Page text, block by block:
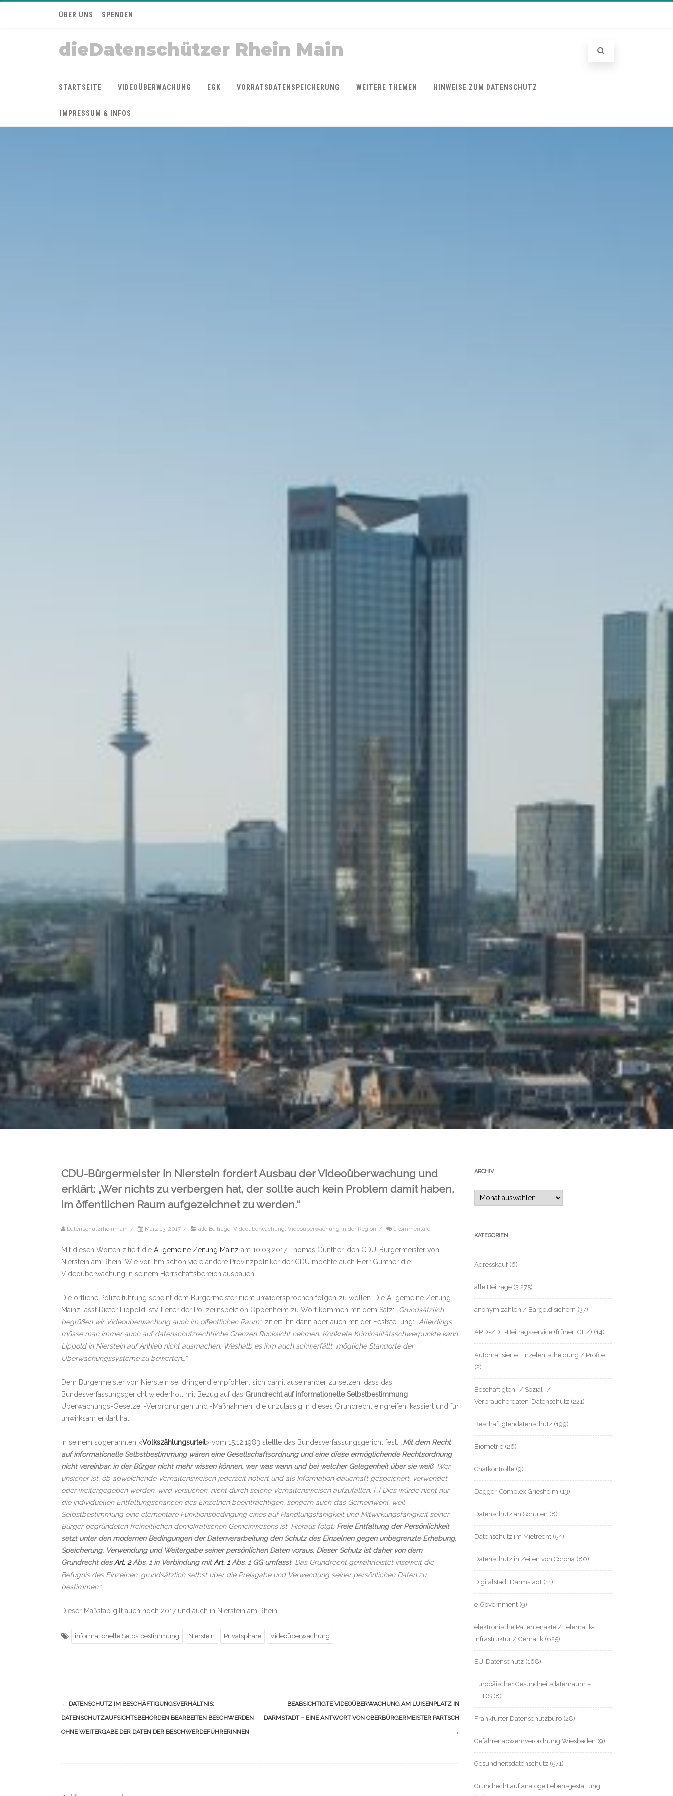
ÜBER UNS SPENDEN
dieDatenschützer Rhein Main
STARTSEITE VIDEOÜBERWACHUNG EGK VORRATSDATENSPEICHERUNG WEITERE THEMEN HINWEISE ZUM DATENSCHUTZ
IMPRESSUM & INFOS
CDU-Bürgermeister in Nierstein fordert Ausbau der Videoüberwachung und
erklärt: „Wer nichts zu verbergen hat, der sollte auch kein Problem damit haben,
im öffentlichen Raum aufgezeichnet zu werden.“
Datenschutzrheinmain / März 13, 2017 / alle Beiträge Videoüberwachung Videoüberwachung in der Region / 1Kommentare
Mit diesen Worten zitiert die Allgemeine Zeitung Mainz am 10.03.2017 Thomas Günther, den CDU-Bürgermeister von
Nierstein am Rhein. Wie vor ihm schon viele andere Provinzpolitiker der CDU möchte auch Herr Günther die
Videoüberwachung in seinem Herrschaftsbereich ausbauen.
Die örtliche Polizeiführung scheint dem Bürgermeister nicht unwidersprochen folgen zu wollen. Die Allgemeine Zeitung
Mainz lässt Dieter Lippold, stv. Leiter der Polizeiinspektion Oppenheim zu Wort kommen mit dem Satz: „Grundsätzlich
begrüßen wir Videoüberwachung auch im öffentlichen Raum“, zitiert ihn dann aber auch mit der Feststellung: „Allerdings
müsse man immer auch auf datenschutzrechtliche Grenzen Rücksicht nehmen. Konkrete Kriminalitätsschwerpunkte kann
Lippold in Nierstein auf Anhieb nicht ausmachen. Weshalb es ihm auch schwerfällt, mögliche Standorte der
Überwachungssysteme zu bewerten…“
Dem Bürgermeister von Nierstein sei dringend empfohlen, sich damit auseinander zu setzen, dass das
Bundesverfassungsgericht wiederholt mit Bezug auf das Grundrecht auf informationelle Selbstbestimmung
Überwachungs-Gesetze, -Verordnungen und -Maßnahmen, die unzulässig in dieses Grundrecht eingreifen, kassiert und für
unwirksam erklärt hat.
In seinem sogenannten <Volkszählungsurteil> vom 15.12.1983 stellte das Bundesverfassungsgericht fest: „Mit dem Recht
auf informationelle Selbstbestimmung wären eine Gesellschaftsordnung und eine diese ermöglichende Rechtsordnung
nicht vereinbar, in der Bürger nicht mehr wissen können, wer was wann und bei welcher Gelegenheit über sie weiß. Wer
unsicher ist, ob abweichende Verhaltensweisen jederzeit notiert und als Information dauerhaft gespeichert, verwendet
oder weitergegeben werden, wird versuchen, nicht durch solche Verhaltensweisen aufzufallen. […] Dies würde nicht nur
die individuellen Entfaltungschancen des Einzelnen beeinträchtigen, sondern auch das Gemeinwohl, weil
Selbstbestimmung eine elementare Funktionsbedingung eines auf Handlungsfähigkeit und Mitwirkungsfähigkeit seiner
Bürger begründeten freiheitlichen demokratischen Gemeinwesens ist. Hieraus folgt: Freie Entfaltung der Persönlichkeit
setzt unter den modernen Bedingungen der Datenverarbeitung den Schutz des Einzelnen gegen unbegrenzte Erhebung,
Speicherung, Verwendung und Weitergabe seiner persönlichen Daten voraus. Dieser Schutz ist daher von dem
Grundrecht desArt. 2Abs. 1 in Verbindung mitArt. 1Abs. 1 GG umfasst. Das Grundrecht gewährleistet insoweit die
Befugnis des Einzelnen, grundsätzlich selbst über die Preisgabe und Verwendung seiner persönlichen Daten zu
bestimmen.“
Dieser Maßstab gilt auch noch 2017 und auch in Nierstein am Rhein!
informationelle Selbstbestimmung Nierstein Privatsphäre Videoüberwachung
Navigation
(Beiträge)
← DATENSCHUTZ IM BESCHÄFTIGUNGSVERHÄLTNIS:
DATENSCHUTZAUFSICHTSBEHÖRDEN BEARBEITEN BESCHWERDEN
OHNE WEITERGABE DER DATEN DER BESCHWERDEFÜHRERINNEN
BEABSICHTIGTE VIDEOÜBERWACHUNG AM LUISENPLATZ IN
DARMSTADT – EINE ANTWORT VON OBERBÜRGERMEISTER PARTSCH
→
ARCHIV
Archiv
KATEGORIEN
Adresskauf(6)
alle Beiträge (3.275)
anonym zahlen / Bargeld sichern (37)
ARD-ZDF-Beitragsservice (früher: GEZ) (14)
Automatisierte Einzelentscheidung / Profile
(2)
Beschäftigten- / Sozial- /
Verbraucherdaten-Datenschutz (221)
Beschäftigtendatenschutz (199)
Biometrie (26)
Chatkontrolle (9)
Dagger-Complex Griesheim (13)
Datenschutz an Schulen (8)
Datenschutz im Mietrecht (54)
Datenschutz in Zeiten von Corona (80)
Digitalstadt Darmstadt (11)
e-Government (9)
elektronische Patientenakte / Telematik-
Infrastruktur / Gematik (625)
EU-Datenschutz (168)
Europäischer Gesundheitsdatenraum –
EHDS (8)
Frankfurter Datenschutzbüro (28)
Gefahrenabwehrverordnung Wiesbaden (9)
Gesundheitsdatenschutz (571)
Grundrecht auf analoge Lebensgestaltung